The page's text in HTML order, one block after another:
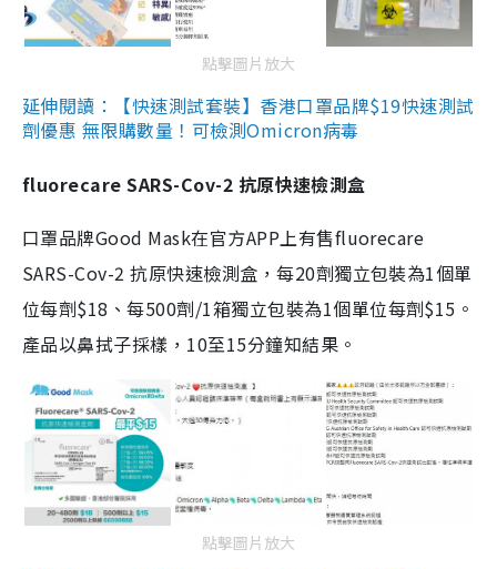
點擊圖片放大
延伸閱讀：【快速測試套裝】香港口罩品牌$19快速測試
劑優惠 無限購數量！可檢測Omicron病毒
fluorecare SARS-Cov-2 抗原快速檢測盒
口罩品牌Good Mask在官方APP上有售fluorecare
SARS-Cov-2 抗原快速檢測盒，每20劑獨立包裝為1個單
位每劑$18、每500劑/1箱獨立包裝為1個單位每劑$15。
產品以鼻拭子採樣，10至15分鐘知結果。
點擊圖片放大